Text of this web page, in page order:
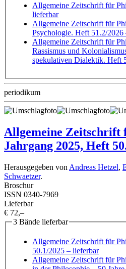
Allgemeine Zeitschrift für
lieferbar
Allgemeine Zeitschrift für
Psychologie. Heft 51.2/2026
Allgemeine Zeitschrift für
Rassismus und
spekulativen Dialektik. Heft
periodikum
Allgemeine Zeitschrift
Jahrgang 2025, Heft
Herausgegeben von Andreas Hetzel,
Schwaetzer.
Broschur
ISSN 0340-7969
Lieferbar
€ 72,–
3 Bände lieferbar
Allgemeine Zeitschrift für
50.1/2025 – lieferbar
Allgemeine Zeitschrift für